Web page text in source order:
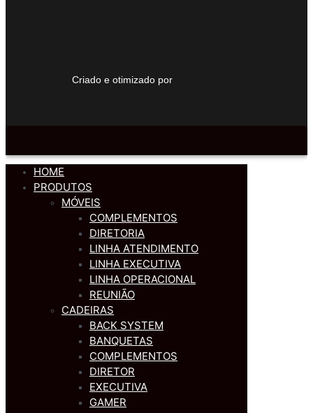
Criado e otimizado por
HOME
PRODUTOS
MÓVEIS
COMPLEMENTOS
DIRETORIA
LINHA ATENDIMENTO
LINHA EXECUTIVA
LINHA OPERACIONAL
REUNIÃO
CADEIRAS
BACK SYSTEM
BANQUETAS
COMPLEMENTOS
DIRETOR
EXECUTIVA
GAMER